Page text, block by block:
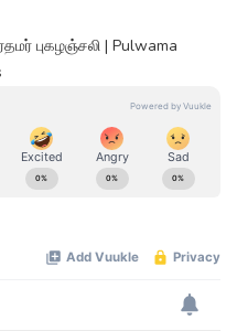
புகழஞ்சலி | Pulwama